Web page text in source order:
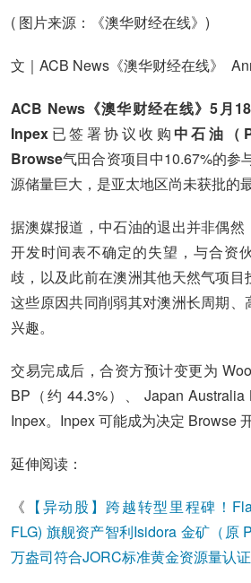
( 图片来源：《澳华财经在线》)
文｜ACB News《澳华财经在线》
ACB News《澳华财经在线》5月
Inpex 已签署协议收购 中石油（
Browse气田合资项目中10.67%的参
源储量巨大，是亚太地区尚未获批的
据澳媒报道，中石油的退出并非偶然
开发时间表不确定的失望，与合资
歧，以及此前在澳洲其他天然气项目
这些原因共同削弱其对澳洲长周期
兴趣。
交易完成后，合资方预计变更为
BP（约 44.3%）、 Japan Australia
Inpex。Inpex 可能成为决定 Browse
延伸阅读：
《 【异动股】跨越转型里程碑！
FLG) 旗舰资产智利Isidora 金矿（原
万盎司符合JORC标准黄金资源量认